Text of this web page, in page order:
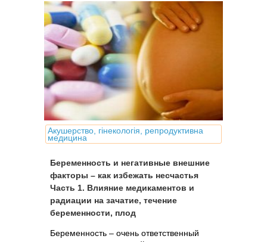
Акушерство, гінекологія, репродуктивна
медицина
Беременность и негативные внешние
факторы – как избежать несчастья
Часть 1. Влияние медикаментов и
радиации на зачатие, течение
беременности, плод
Беременность – очень ответственный